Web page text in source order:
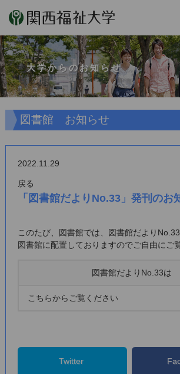
大学からのお知らせ
図書館 お知らせ
2022.11.29
戻る
「図書館だよりNo.33」発刊のお
このたび、図書館では、図書館だよりNo.33
図書館に配置しておりますのでご自由にご
図書館だよりNo.33は
こちらからご覧ください
Twitter